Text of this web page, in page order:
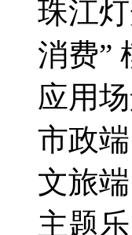
珠江
消费”
应用
市政
文旅
主题乐